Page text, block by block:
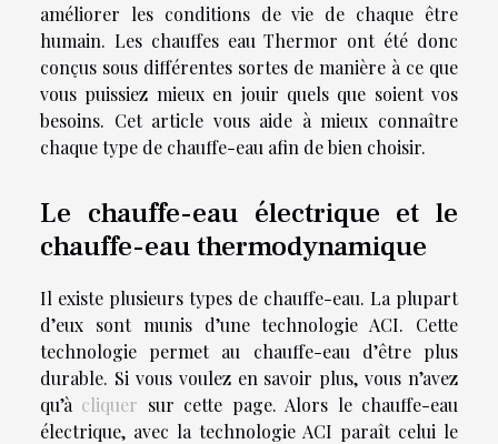
améliorer les conditions de vie de chaque être
humain. Les chauffes eau Thermor ont été donc
conçus sous différentes sortes de manière à ce que
vous puissiez mieux en jouir quels que soient vos
besoins. Cet article vous aide à mieux connaître
chaque type de chauffe-eau afin de bien choisir.
Le chauffe-eau électrique et le
chauffe-eau thermodynamique
Il existe plusieurs types de chauffe-eau. La plupart
d’eux sont munis d’une technologie ACI. Cette
technologie permet au chauffe-eau d’être plus
durable. Si vous voulez en savoir plus, vous n’avez
qu’à cliquer sur cette page. Alors le chauffe-eau
électrique, avec la technologie ACI paraît celui le